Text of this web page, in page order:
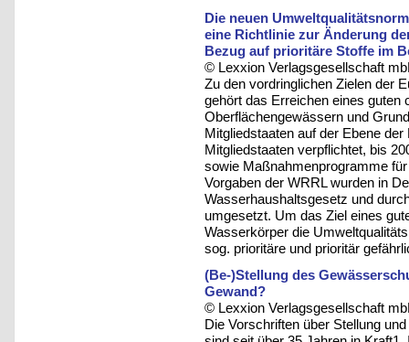
Die neuen
eine Richtlinie zur Änderung
Bezug auf prioritäre Stoffe im
© Lexxion Verlagsgesellschaft
Zu den vordringlichen Zielen der
gehört das Erreichen eines
Oberflächengewässern und
Mitgliedstaaten auf der Ebene
Mitgliedstaaten verpflichtet, bis
sowie Maßnahmenprogramme
Vorgaben der WRRL wurden in
Wasserhaushaltsgesetz und
umgesetzt. Um das Ziel eines
Wasserkörper die
sog. prioritäre und prioritär
(Be-)Stellung des
Gewand?
© Lexxion Verlagsgesellschaft
Die Vorschriften über Stellung